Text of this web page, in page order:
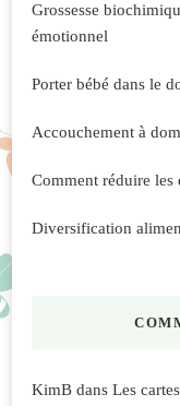
Grossesse
émotionnel
Porter bébé dans le
Accouchement à
Comment réduire les
Diversification
KimB dans Les